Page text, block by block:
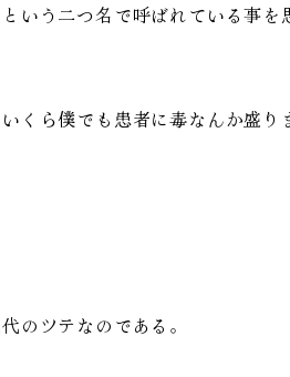
う二つ名で呼ばれている事
ら僕でも患者に毒なんか盛り
のツテなのである。